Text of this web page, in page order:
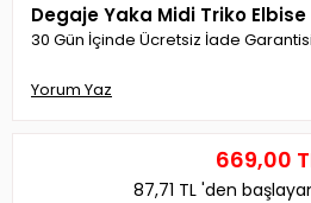
Degaje Yaka Midi Triko
30 Gün İçinde Ücretsiz İade
Yorum Yaz
669,00
87,71 TL 'den